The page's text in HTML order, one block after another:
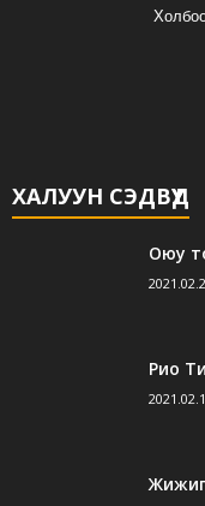
ХАЛУУН СЭДВҮҮД
Оюу
2021.02.2
Рио
2021.02.1